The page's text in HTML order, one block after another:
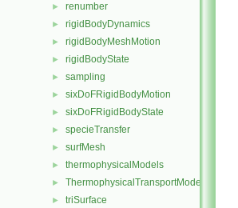
► renumber
► rigidBodyDynamics
► rigidBodyMeshMotion
► rigidBodyState
► sampling
► sixDoFRigidBodyMotion
► sixDoFRigidBodyState
► specieTransfer
► surfMesh
► thermophysicalModels
► ThermophysicalTransportModels
► triSurface